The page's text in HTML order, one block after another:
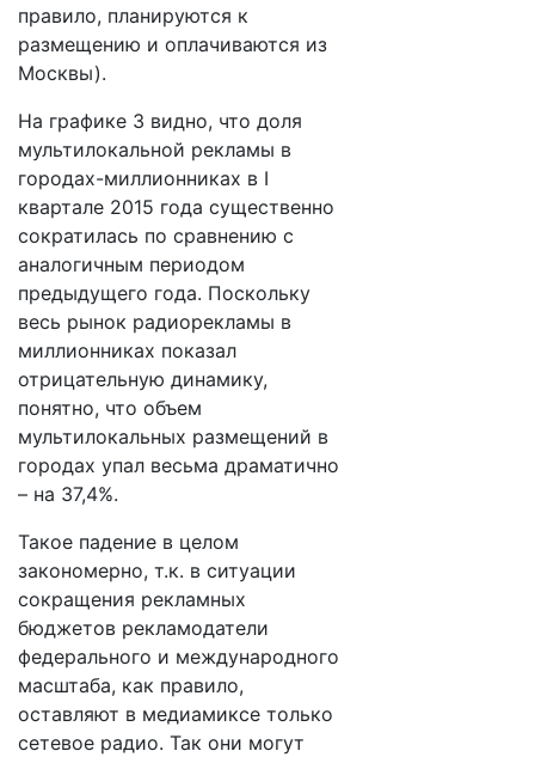
правило, планируются к
размещению и оплачиваются из
Москвы).
На графике 3 видно, что доля
мультилокальной рекламы в
городах-миллионниках в I
квартале 2015 года существенно
сократилась по сравнению с
аналогичным периодом
предыдущего года. Поскольку
весь рынок радиорекламы в
миллионниках показал
отрицательную динамику,
понятно, что объем
мультилокальных размещений в
городах упал весьма драматично
– на 37,4%.
Такое падение в целом
закономерно, т.к. в ситуации
сокращения рекламных
бюджетов рекламодатели
федерального и международного
масштаба, как правило,
оставляют в медиамиксе только
сетевое радио. Так они могут